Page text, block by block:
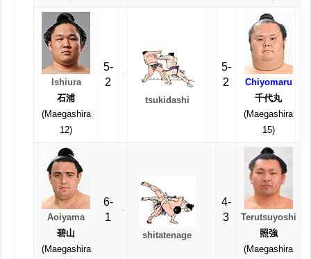
Ishiura
石浦
(Maegashira
12)
5-
2
tsukidashi
5-
2
Chiyomaru
千代丸
(Maegashira
15)
Aoiyama
碧山
(Maegashira
6-
1
shitatenage
4-
3
Terutsuyoshi
照強
(Maegashira